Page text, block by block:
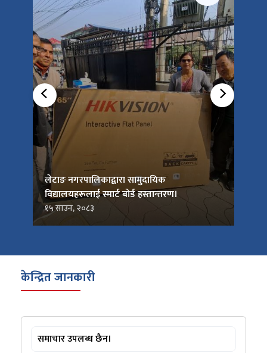
लेटाङ नगरपालिकाद्वारा सामुदायिक
विद्यालयहरूलाई स्मार्ट बोर्ड हस्तान्तरण।
१५ साउन, २०८३
केन्द्रित जानकारी
समाचार उपलब्ध छैन।